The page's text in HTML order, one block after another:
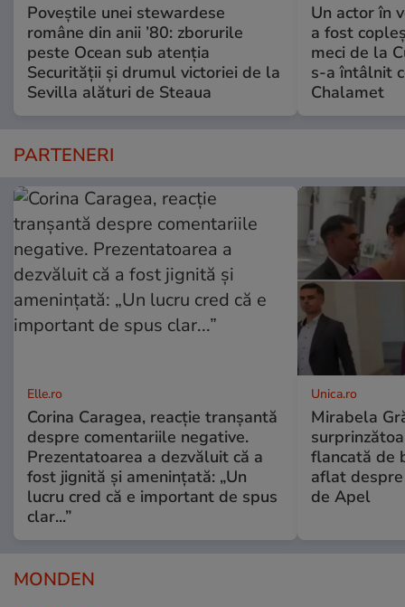
Poveștile unei stewardese
române din anii ’80: zborurile
peste Ocean sub atenția
Securității și drumul victoriei de la
Sevilla alături de Steaua
Un actor în
a fost
meci de la
s-a întâlnit
Chalamet
PARTENERI
Elle.ro
Corina Caragea, reacție tranșantă
despre comentariile negative.
Prezentatoarea a dezvăluit că a
fost jignită și amenințată: „Un
lucru cred că e important de spus
clar...”
Unica.ro
Mirabela
flancată de
aflat
de Apel
MONDEN